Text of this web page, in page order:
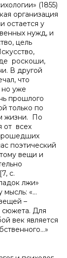
(1855)
организация
остается у
нужд, и
цель
роскоши,
В другой
что
но уже
прошлого
только по
жизни. По
от всех
поэтический
вещи и
с.
лжи»
мысль: «…
–
сюжета. Для
век является